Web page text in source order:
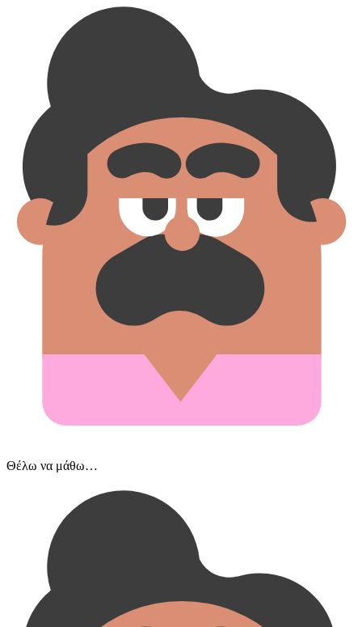
Θέλω να μάθω…